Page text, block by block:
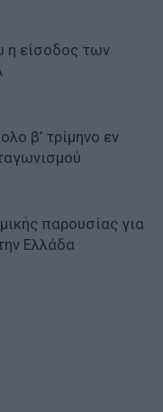
η είσοδος των
β’ τρίμηνο εν
παρουσίας για
Ελλάδα